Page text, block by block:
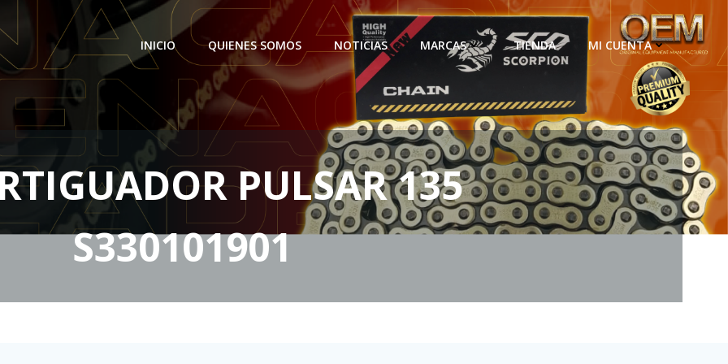
INICIO QUIENES SOMOS NOTICIAS MARCAS TIENDA MI CUENTA
PULSAR 135
S330101901